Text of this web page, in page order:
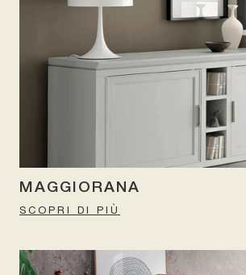
MAGGIORANA
SCOPRI DI PIÙ